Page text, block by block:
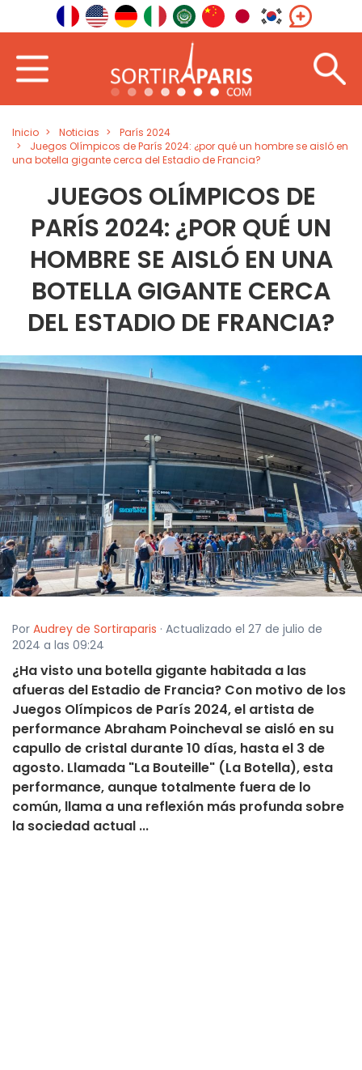
Inicio Noticias
París 2024
Juegos Olímpicos de París 2024: ¿por qué un hombre se aisló en
una botella gigante cerca del Estadio de Francia?
JUEGOS OLÍMPICOS DE
PARÍS 2024: ¿POR QUÉ UN
HOMBRE SE AISLÓ EN UNA
BOTELLA GIGANTE CERCA
DEL ESTADIO DE FRANCIA?
Por Audrey de Sortiraparis · Actualizado el 27 de julio de
2024 a las 09:24
¿Ha visto una botella gigante habitada a las
afueras del Estadio de Francia? Con motivo de los
Juegos Olímpicos de París 2024, el artista de
performance Abraham Poincheval se aisló en su
capullo de cristal durante 10 días, hasta el 3 de
agosto. Llamada "La Bouteille" (La Botella), esta
performance, aunque totalmente fuera de lo
común, llama a una reflexión más profunda sobre
la sociedad actual ...